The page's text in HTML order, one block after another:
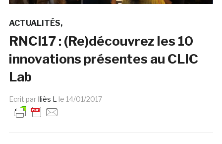
ACTUALITÉS
RNCI17 : (Re)découvrez les 10
innovations présentes au CLIC
Lab
Ecrit par Iliès L le 14/01/2017